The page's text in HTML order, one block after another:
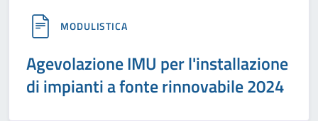
MODULISTICA
Agevolazione IMU per l'installazione
di impianti a fonte rinnovabile 2024